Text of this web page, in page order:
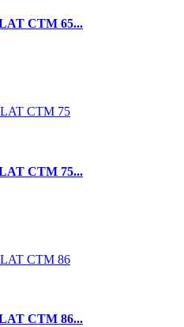
CTM 65...
CTM 75...
CTM 86...